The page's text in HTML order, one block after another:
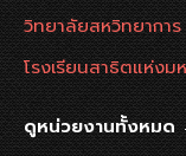
วิทยาลัยสหวิทยาการ
โรงเรียนสาธิตแห่ง
ดูหน่วยงานทั้งหมด